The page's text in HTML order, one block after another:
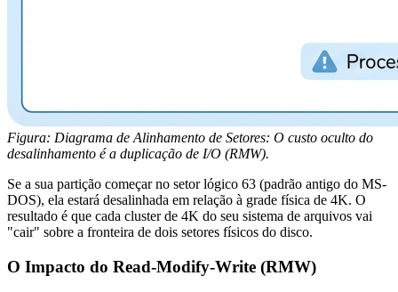
Figura: Diagrama de Alinhamento de Setores: O custo oculto do
desalinhamento é a duplicação de I/O (RMW).
Se a sua partição começar no setor lógico 63 (padrão antigo do MS-
DOS), ela estará desalinhada em relação à grade física de 4K. O
resultado é que cada cluster de 4K do seu sistema de arquivos vai
"cair" sobre a fronteira de dois setores físicos do disco.
O Impacto do Read-Modify-Write (RMW)